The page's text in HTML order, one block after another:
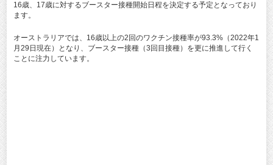
16歳、17歳に対するブースター接種開始日程を決定する予定となっており
ます。
オーストラリアでは、16歳以上の2回のワクチン接種率が93.3%（2022年1
月29日現在）となり、ブースター接種（3回目接種）を更に推進して行く
ことに注力しています。